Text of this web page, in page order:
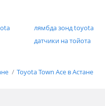
лямбда зонд toyota
датчики на тойота
Toyota Town Ace в Астане